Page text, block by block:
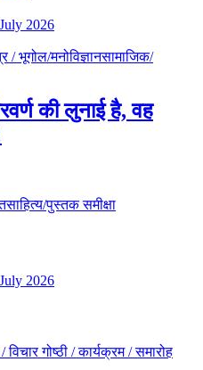
2026
/ भूगोल/मनोविज्ञानसामाजिक/
की लुनाई है, वह
साहित्य/पुस्तक समीक्षा
2026
गोष्ठी / कार्यक्रम / समारोह